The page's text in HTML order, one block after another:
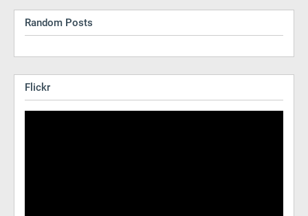
Random Posts
Flickr